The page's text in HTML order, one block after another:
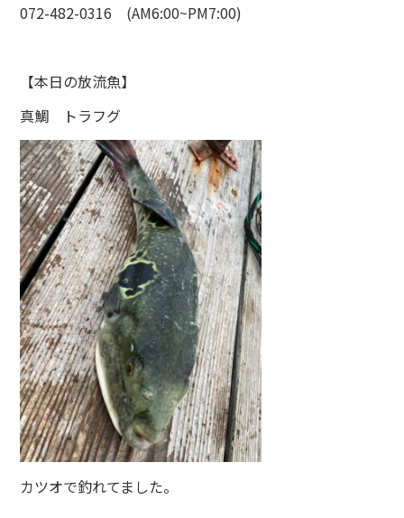
072-482-0316 (AM6:00~PM7:00)
【本日の放流魚】
真鯛 トラフグ
カツオで釣れてました。